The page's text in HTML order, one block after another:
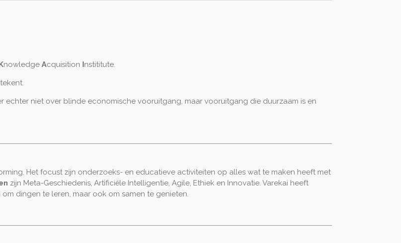
nowledge Acquisition Instititute.
echter niet over blinde economische vooruitgang, maar vooruitgang die duurzaam is en
Het focust zijn onderzoeks- en educatieve activiteiten op alles wat te maken heeft met
zijn Meta-Geschiedenis, Artificiële Intelligentie, Agile, Ethiek en Innovatie. Varekai heeft
dingen te leren, maar ook om samen te genieten.